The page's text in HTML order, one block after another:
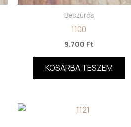
Beszúrós
1100
9.700 Ft
KOSÁRBA TESZEM